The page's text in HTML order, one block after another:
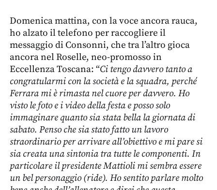
Domenica mattina, con la voce ancora rauca,
ho alzato il telefono per raccogliere il
messaggio di Consonni, che tra l’altro gioca
ancora nel Roselle, neo-promosso in
Eccellenza Toscana: “Ci tengo davvero tanto a
congratularmi con la società e la squadra, perché
Ferrara mi è rimasta nel cuore per davvero. Ho
visto le foto e i video della festa e posso solo
immaginare quanto sia stata bella la giornata di
sabato. Penso che sia stato fatto un lavoro
straordinario per arrivare all’obiettivo e mi pare si
sia creata una sintonia tra tutte le componenti. In
particolare il presidente Mattioli mi sembra essere
un bel personaggio (ride). Ho sentito parlare molto